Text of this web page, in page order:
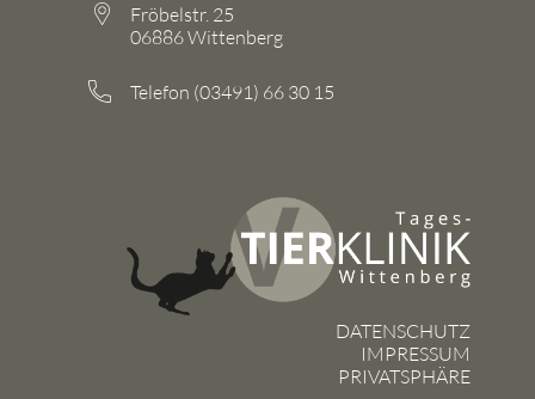
Fröbelstr. 25
06886 Wittenberg
Telefon (03491) 66 30 15
DATENSCHUTZ
IMPRESSUM
PRIVATSPHÄRE